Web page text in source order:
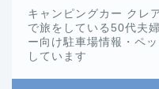
キャンピングカー クレ
で旅をしている50代夫
ー向け駐車場情報・ペ
しています